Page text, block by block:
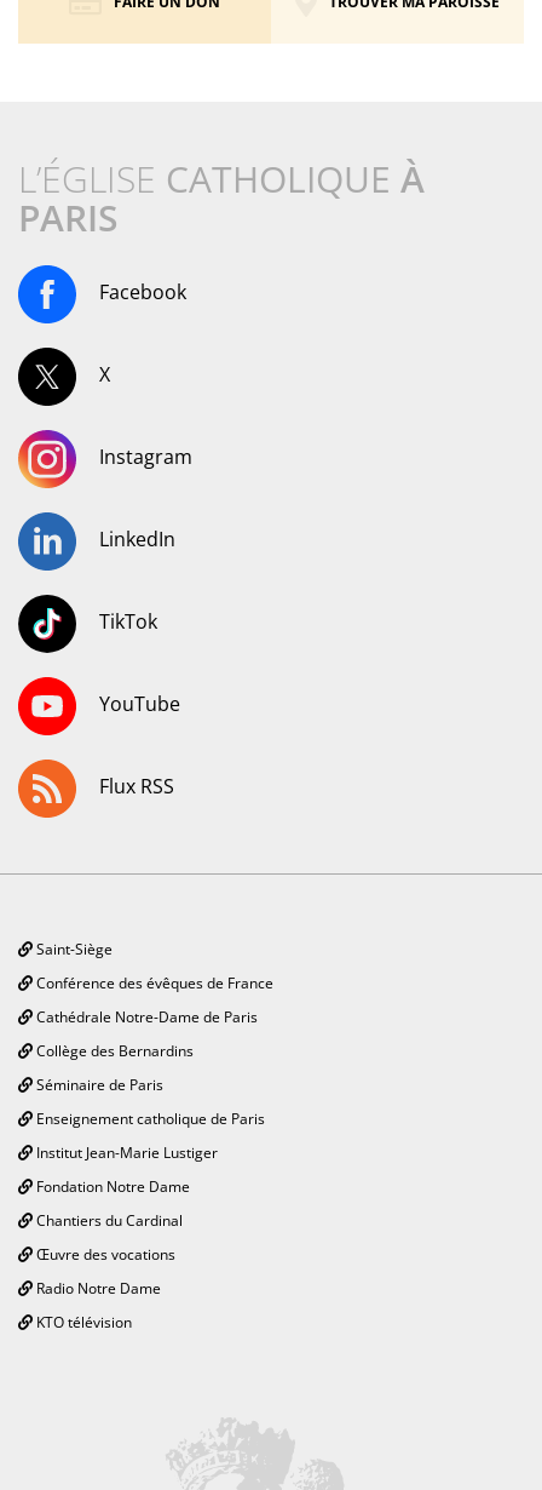
L’ÉGLISE CATHOLIQUE À
PARIS
Facebook
X
Instagram
LinkedIn
TikTok
YouTube
Flux RSS
Saint-Siège
Conférence des évêques de France
Cathédrale Notre-Dame de Paris
Collège des Bernardins
Séminaire de Paris
Enseignement catholique de Paris
Institut Jean-Marie Lustiger
Fondation Notre Dame
Chantiers du Cardinal
Œuvre des vocations
Radio Notre Dame
KTO télévision